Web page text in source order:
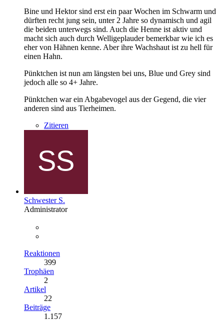
Bine und Hektor sind erst ein paar Wochen im Schwarm und
dürften recht jung sein, unter 2 Jahre so dynamisch und agil
die beiden unterwegs sind. Auch die Henne ist aktiv und
macht sich auch durch Welligeplauder bemerkbar wie ich es
eher von Hähnen kenne. Aber ihre Wachshaut ist zu hell für
einen Hahn.
Pünktchen ist nun am längsten bei uns, Blue und Grey sind
jedoch alle so 4+ Jahre.
Pünktchen war ein Abgabevogel aus der Gegend, die vier
anderen sind aus Tierheimen.
Zitieren
Schwester S.
Administrator
Reaktionen
399
Trophäen
2
Artikel
22
Beiträge
1.157